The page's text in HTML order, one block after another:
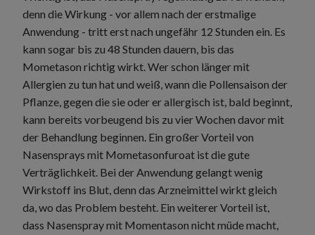
denn die Wirkung - vor allem nach der erstmalige
Anwendung - tritt erst nach ungefähr 12 Stunden ein. Es
kann sogar bis zu 48 Stunden dauern, bis das
Mometason richtig wirkt. Wer schon länger mit
Allergien zu tun hat und weiß, wann die Pollensaison der
Pflanze, gegen die sie oder er allergisch ist, bald beginnt,
kann bereits vorbeugend bis zu vier Wochen davor mit
der Behandlung beginnen. Ein großer Vorteil von
Nasensprays mit Mometasonfuroat ist die gute
Verträglichkeit. Bei der Anwendung gelangt wenig
Wirkstoff ins Blut, denn das Arzneimittel wirkt gleich
da, wo das Problem besteht. Ein weiterer Vorteil ist,
dass Nasenspray mit Momentason nicht müde macht,